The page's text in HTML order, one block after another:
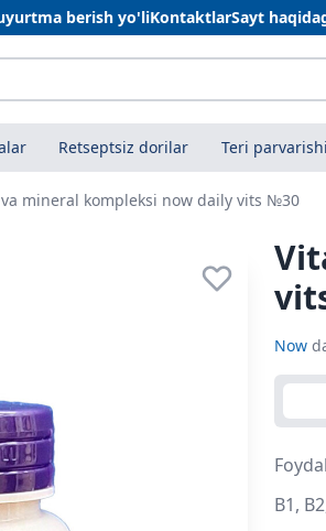
berish yo'liKontaktlarSayt
Retseptsiz dorilar Teri
mineral kompleksi now daily vits №30
Now
B1,